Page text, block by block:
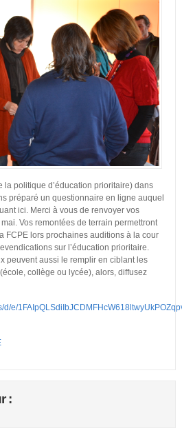
la politique d’éducation prioritaire) dans
préparé un questionnaire en ligne auquel
ici. Merci à vous de renvoyer vos
Vos remontées de terrain permettront
FCPE lors prochaines auditions à la cour
sur l’éducation prioritaire.
peuvent aussi le remplir en ciblant les
collège ou lycée), alors, diffusez
d/e/
: